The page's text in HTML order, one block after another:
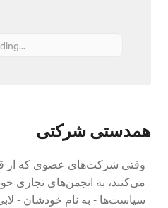
همدستی شرکتی
وقتی شرکت‌های عضوی که از
می‌کنند، به انجمن‌های تجاری
سیاست‌ها - به نام خودشان -